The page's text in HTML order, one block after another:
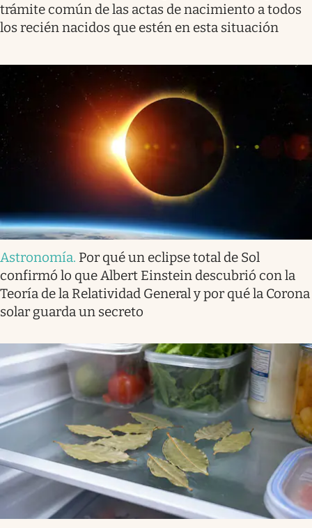
trámite común de las actas de nacimiento a todos
los recién nacidos que estén en esta situación
Astronomía. Por qué un eclipse total de Sol
confirmó lo que Albert Einstein descubrió con la
Teoría de la Relatividad General y por qué la Corona
solar guarda un secreto